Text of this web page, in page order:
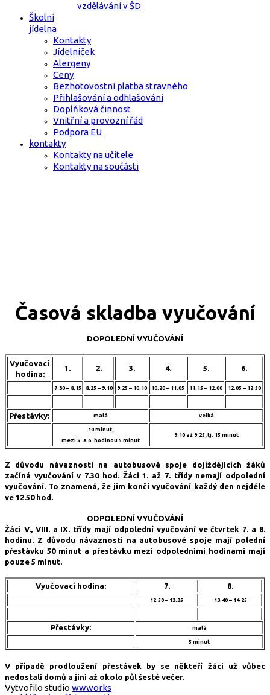
vzdělávání v ŠD
Školní
jídelna
Kontakty
Jídelníček
Alergeny
Ceny
Bezhotovostní platba stravného
Přihlašování a odhlašování
Doplňková činnost
Vnitřní a provozní řád
Podpora EU
kontakty
Kontakty na učitele
Kontakty na součásti
Časová skladba vyučování
DOPOLEDNÍ VYUČOVÁNÍ
Vyučovací
hodina:
1. 2. 3. 4. 5. 6.
7.30 – 8.15 8.25 – 9.10 9.25 – 10.10 10.20 – 11.05 11.15 – 12.00 12.05 – 12.50
Přestávky: malá velká
10 minut,
mezi 5. a 6. hodinou 5 minut
9.10 až 9.25, tj. 15 minut
Z důvodu návaznosti na autobusové spoje dojíždějících žáků
začíná vyučování v 7.30 hod. Žáci 1. až 7. třídy nemají odpolední
vyučování. To znamená, že jim končí vyučování každý den nejdéle
ve 12.50 hod.
ODPOLEDNÍ VYUČOVÁNÍ
Žáci V., VIII. a IX. třídy mají odpolední vyučování ve čtvrtek 7. a 8.
hodinu. Z důvodu návaznosti na autobusové spoje mají polední
přestávku 50 minut a přestávku mezi odpoledními hodinami mají
pouze 5 minut.
Vyučovací hodina: 7. 8.
12.50 – 13.35 13.40 – 14.25
Přestávky: malá
5 minut
V případě prodloužení přestávek by se někteří žáci už vůbec
nedostali domů a jiní až okolo půl šesté večer.
Vytvořilo studio wwworks